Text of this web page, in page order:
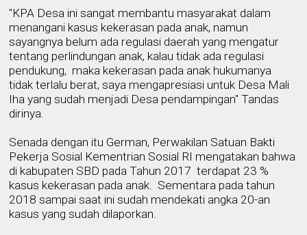
"KPA Desa ini sangat membantu masyarakat dalam
menangani kasus kekerasan pada anak, namun
sayangnya belum ada regulasi daerah yang mengatur
tentang perlindungan anak, kalau tidak ada regulasi
pendukung, maka kekerasan pada anak hukumanya
tidak terlalu berat, saya mengapresiasi untuk Desa Mali
Iha yang sudah menjadi Desa pendampingan" Tandas
dirinya.
Senada dengan itu German, Perwakilan Satuan Bakti
Pekerja Sosial Kementrian Sosial RI mengatakan bahwa
di kabupaten SBD pada Tahun 2017 terdapat 23 %
kasus kekerasan pada anak. Sementara pada tahun
2018sampai saat inisudah mendekati angka 20-an
kasus yang sudah dilaporkan.